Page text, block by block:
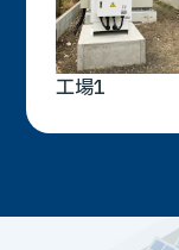
工場1